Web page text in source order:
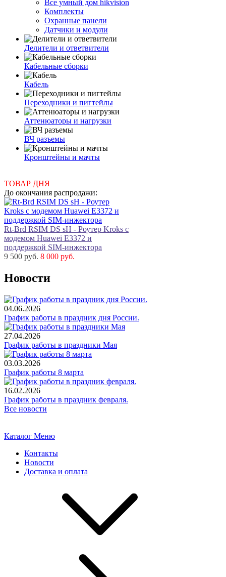
Все умный дом hikvision
Комплекты
Охранные панели
Датчики и модули
Делители и ответвители
Кабельные сборки
Кабель
Переходники и пигтейлы
Аттенюаторы и нагрузки
ВЧ разъемы
Кронштейны и мачты
ТОВАР ДНЯ
До окончания распродажи:
Rt-Brd RSIM DS sH - Роутер Kroks с
модемом Huawei E3372 и
поддержкой SIM-инжектора
9 500 руб. 8 000 руб.
Новости
04.06.2026
График работы в праздник дня России.
27.04.2026
График работы в праздники Мая
03.03.2026
График работы 8 марта
16.02.2026
График работы в праздник февраля.
Все новости
Каталог Меню
Контакты
Новости
Доставка и оплата